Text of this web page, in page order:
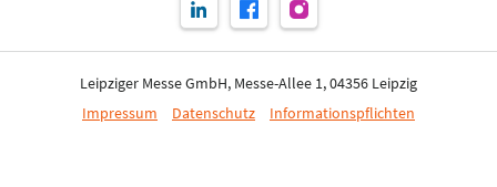
Leipziger Messe GmbH, Messe-Allee 1, 04356 Leipzig
Impressum
Datenschutz Informationspflichten